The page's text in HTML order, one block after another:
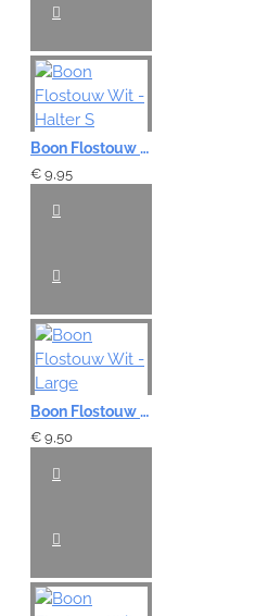
Boon Flostouw Wit - Halter S
€ 9,95
Boon Flostouw Wit - Large
€ 9,50